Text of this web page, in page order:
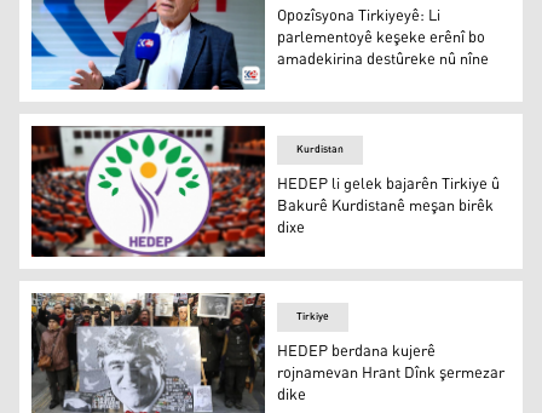
Opozîsyona Tirkiyeyê: Li parlementoyê keşeke erênî
Opozîsyona Tirkiyeyê: Li
parlementoyê keşeke erênî bo
amadekirina destûreke nû nîne
HEDEP li gelek bajarên Tirkiye û Bakurê Kurdistanê
Kurdistan
HEDEP li gelek bajarên Tirkiye û
Bakurê Kurdistanê meşan birêk
dixe
Tirkiye
HEDEP berdana kujerê
rojnamevan Hrant Dînk şermezar
dike